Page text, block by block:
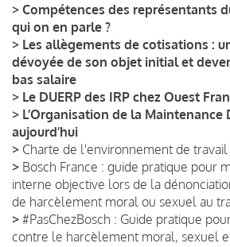
> Compétences des représentants
qui on en parle ?
> Les allègements de cotisations :
dévoyée de son objet initial et
bas salaire
> Le DUERP des IRP chez Ouest
> L’Organisation de la Maintenance
aujourd’hui
> Charte de l'environnement de
> Bosch France : guide pratique pour
interne objective lors de la
de harcèlement moral ou sexuel au
> #PasChezBosch : Guide pratique
contre le harcèlement moral, sexuel